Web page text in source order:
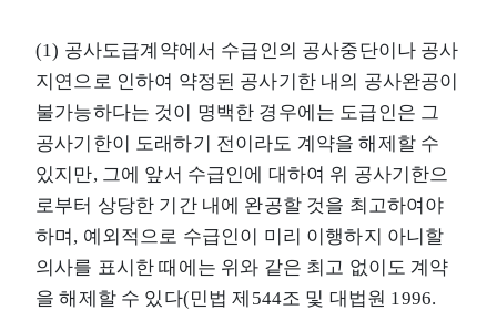
(1) 공사도급계약에서 수급인의 공사중단이나 공사
지연으로 인하여 약정된 공사기한 내의 공사완공이
불가능하다는 것이 명백한 경우에는 도급인은 그
공사기한이 도래하기 전이라도 계약을 해제할 수
있지만, 그에 앞서 수급인에 대하여 위 공사기한으
로부터 상당한 기간 내에 완공할 것을 최고하여야
하며, 예외적으로 수급인이 미리 이행하지 아니할
의사를 표시한 때에는 위와 같은 최고 없이도 계약
을 해제할 수 있다(민법 제544조 및 대법원 1996.